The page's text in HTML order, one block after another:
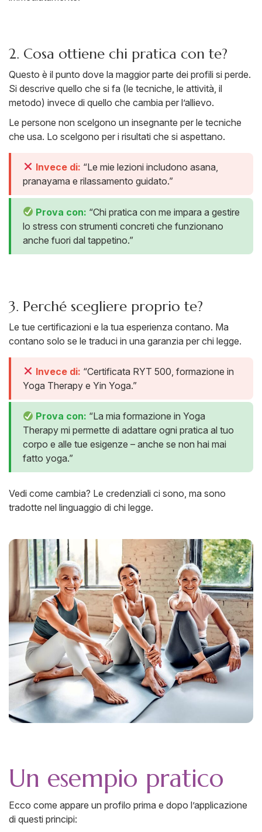
2. Cosa ottiene chi pratica con te?
Questo è il punto dove la maggior parte dei profili si perde.
Si descrive quello che si fa (le tecniche, le attività, il
metodo) invece di quello che cambia per l’allievo.
Le persone non scelgono un insegnante per le tecniche
che usa. Lo scelgono per i risultati che si aspettano.
Invece di: “Le mie lezioni includono asana,
pranayama e rilassamento guidato.”
Prova con: “Chi pratica con me impara a gestire
lo stress con strumenti concreti che funzionano
anche fuori dal tappetino.”
3. Perché scegliere proprio te?
Le tue certificazioni e la tua esperienza contano. Ma
contano solo se le traduci in una garanzia per chi legge.
Invece di: “Certificata RYT 500, formazione in
Yoga Therapy e Yin Yoga.”
Prova con: “La mia formazione in Yoga
Therapy mi permette di adattare ogni pratica al tuo
corpo e alle tue esigenze – anche se non hai mai
fatto yoga.”
Vedi come cambia? Le credenziali ci sono, ma sono
tradotte nel linguaggio di chi legge.
Un esempio pratico
Ecco come appare un profilo prima e dopo l’applicazione
di questi principi: